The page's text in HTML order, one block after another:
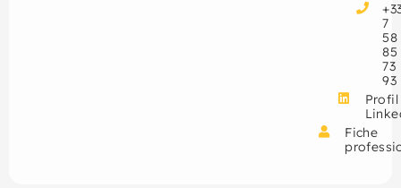
7
58
85
73
93
Profil
Fiche